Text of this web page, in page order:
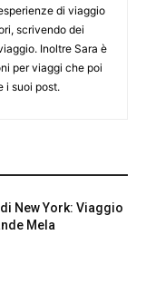
di viaggio
scrivendo dei
Inoltre Sara è
per viaggi che poi
i suoi post.
New York: Viaggio
Mela